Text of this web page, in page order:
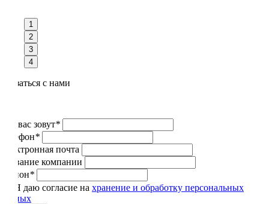
1
2
3
4
Связаться с нами
Как вас зовут*
Телефон*
Электронная почта
Название компании
Регион*
Я даю согласие на хранение и обработку персональных
данных